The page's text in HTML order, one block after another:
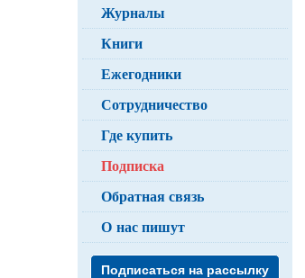
Журналы
Книги
Ежегодники
Сотрудничество
Где купить
Подписка
Обратная связь
О нас пишут
Подписаться на рассылку